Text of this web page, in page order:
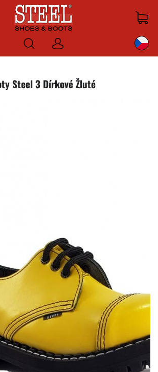
Prihlásiť
sa
Steel 3 Dírkové Žluté